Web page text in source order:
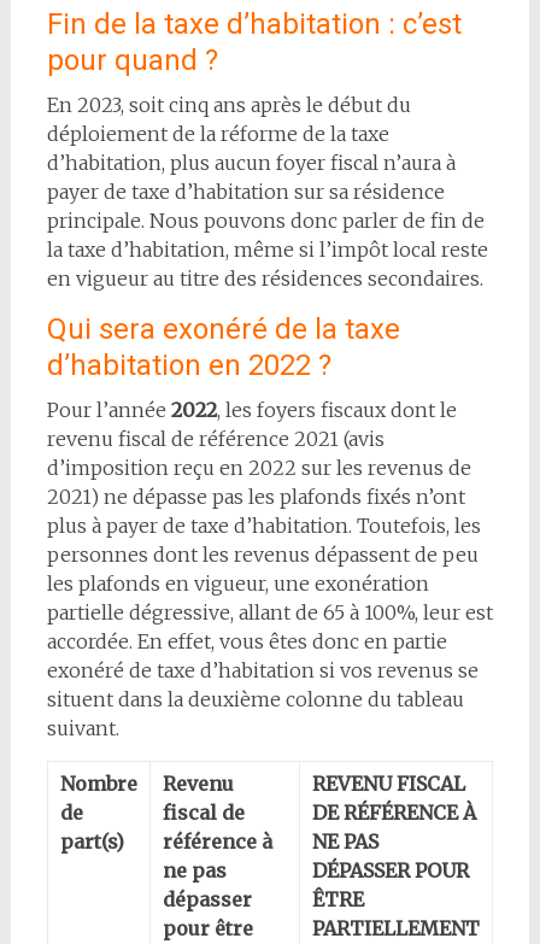
Fin de la taxe d’habitation : c’est
pour quand ?
En 2023, soit cinq ans après le début du
déploiement de la réforme de la taxe
d’habitation, plus aucun foyer fiscal n’aura à
payer de taxe d’habitation sur sa résidence
principale. Nous pouvons donc parler de fin de
la taxe d’habitation, même si l’impôt local reste
en vigueur au titre des résidences secondaires.
Qui sera exonéré de la taxe
d’habitation en 2022 ?
Pour l’année 2022, les foyers fiscaux dont le
revenu fiscal de référence 2021 (avis
d’imposition reçu en 2022 sur les revenus de
2021) ne dépasse pas les plafonds fixés n’ont
plus à payer de taxe d’habitation. Toutefois, les
personnes dont les revenus dépassent de peu
les plafonds en vigueur, une exonération
partielle dégressive, allant de 65 à 100%, leur est
accordée. En effet, vous êtes donc en partie
exonéré de taxe d’habitation si vos revenus se
situent dans la deuxième colonne du tableau
suivant.
Nombre
de
part(s)
Revenu
fiscal de
référence à
ne pas
dépasser
pour être
REVENU FISCAL
DE RÉFÉRENCE À
NE PAS
DÉPASSER POUR
ÊTRE
PARTIELLEMENT